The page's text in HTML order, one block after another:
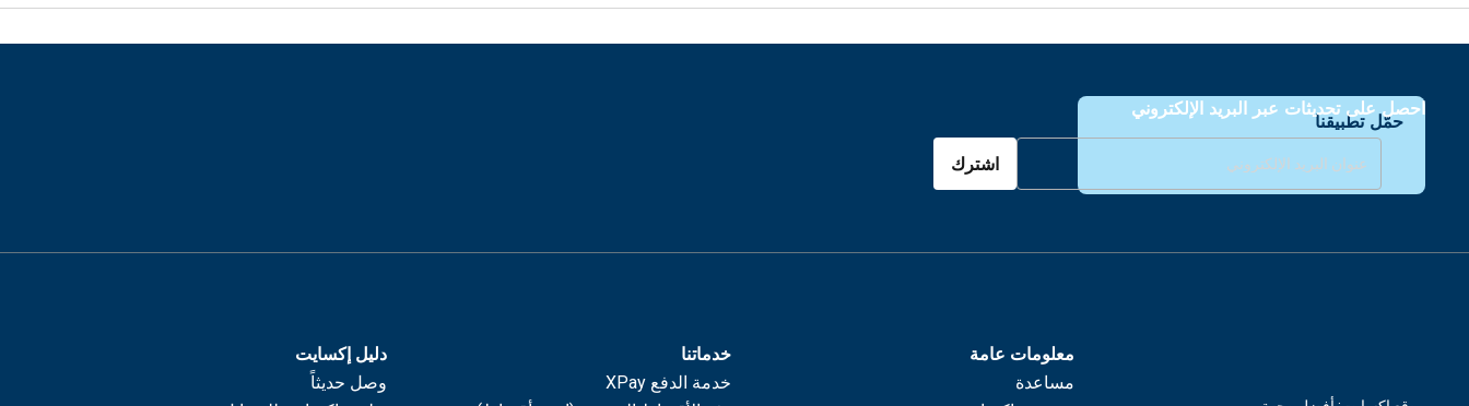
حمّل تطبيقنا
احصل على تحديثات عبر البريد الإلكتروني
اشترك
معلومات عامة
مساعدة
خدماتنا
خدمة الدفع XPay
دليل إكسايت
وصل حديثاً